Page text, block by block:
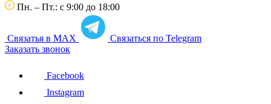
Пн. – Пт.: с 9:00 до 18:00
Связатья в MAX
Связаться по Telegram
Заказать звонок
Facebook
Instagram